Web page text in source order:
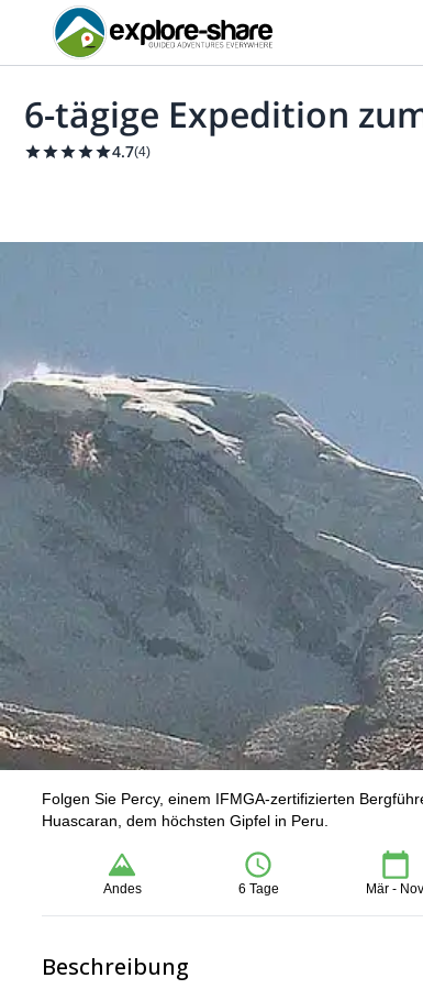
6-tägige Expedition
4.7(4)
Folgen Sie Percy, einem IFMGA-zertifizierten
Huascaran, dem höchsten Gipfel in Peru.
Andes 6 Tage Mär - Nov
Beschreibung